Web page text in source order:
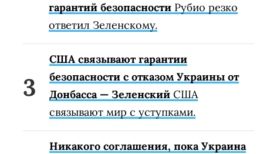
гарантий безопасности Рубио резко
ответил Зеленскому.
США связывают гарантии
безопасности с отказом Украины от
Донбасса — Зеленский США
связывают мир с уступками.
Никакого соглашения, пока Украина